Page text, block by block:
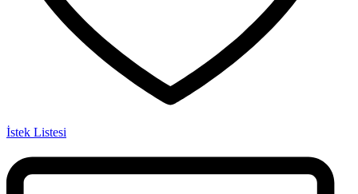
İstek Listesi